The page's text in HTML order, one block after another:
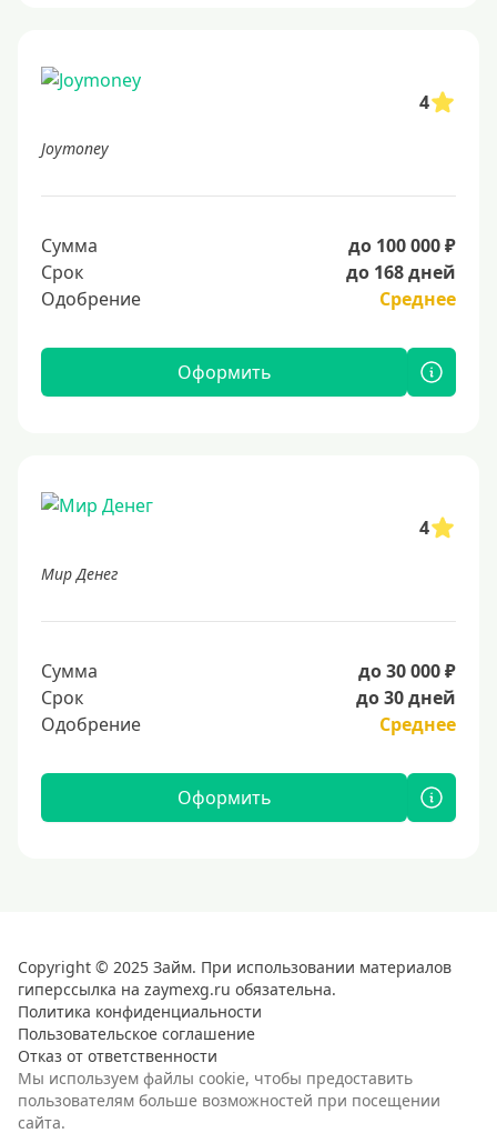
4
Joymoney
Сумма
до 100 000 ₽
Срок
до 168 дней
Одобрение
Среднее
Оформить
4
Мир Денег
Сумма
до 30 000 ₽
Срок
до 30 дней
Одобрение
Среднее
Оформить
Copyright © 2025 Займ. При использовании материалов
гиперссылка на zaymexg.ru обязательна.
Политика конфиденциальности
Пользовательское соглашение
Отказ от ответственности
Мы используем файлы cookie, чтобы предоставить
пользователям больше возможностей при посещении
сайта.